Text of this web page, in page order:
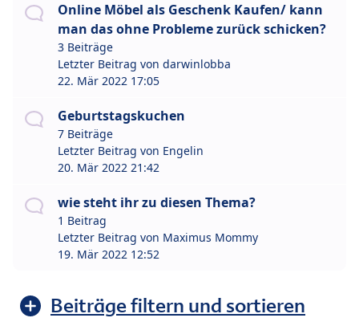
Online Möbel als Geschenk Kaufen/ kann
man das ohne Probleme zurück schicken?
3 Beiträge
Letzter Beitrag von darwinlobba
22. Mär 2022 17:05
Geburtstagskuchen
7 Beiträge
Letzter Beitrag von Engelin
20. Mär 2022 21:42
wie steht ihr zu diesen Thema?
1 Beitrag
Letzter Beitrag von Maximus Mommy
19. Mär 2022 12:52
Beiträge filtern und sortieren